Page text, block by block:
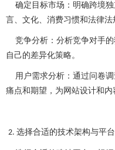
确定目标市场：明确跨境
言、文化、消费习惯和法律法
竞争分析：分析竞争对手
自己的差异化策略。
用户需求分析：通过问卷
痛点和期望，为网站设计和内
2. 选择合适的技术架构与平台